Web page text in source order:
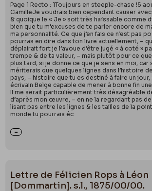
Page 1 Recto : 1Toujours en steeple-chase !5
CamilleJe voudrais bien cependant causer
& quoique le « Je » soit très haïssable comme
bien que tu m’excuses de te parler encore de
ma personnalité. Ce que j’en fais ce n’est pas
pourras en dire dans ton livre actuellement, –
déplairait fort je l’avoue d’être jugé « à coté »
trempe & de ta valeur, – mais plutôt pour ce
plus tard, si je donne ce que je sens en moi, car
mériterais que quelques lignes dans l’histoire
pays, – histoire que tu es destiné à faire un jour,
écrivain Belge capable de mener à bonne fin
Il me serait particulièrement très désagréable
d’après mon œuvre, – en ne la regardant pas
lisant pas entre les lignes & les tailles de la
monde tu pourrais éc
Lettre de Félicien Rops à Léon
[Dommartin]. s.l., 1875/00/00.